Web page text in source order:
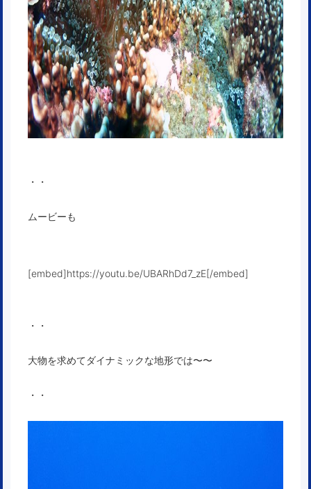
・・
ムービーも
[embed]https://youtu.be/UBARhDd7_zE[/embed]
・・
大物を求めてダイナミックな地形では〜〜
・・